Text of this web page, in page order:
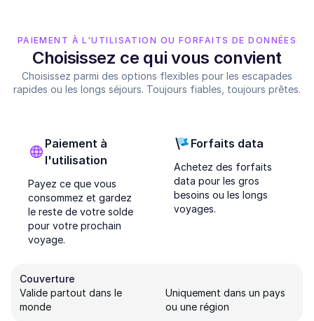
PAIEMENT À L'UTILISATION OU FORFAITS DE DONNÉES
Choisissez ce qui vous convient
Choisissez parmi des options flexibles pour les escapades
rapides ou les longs séjours. Toujours fiables, toujours prêtes.
Paiement à
l'utilisation
Payez ce que vous
consommez et gardez
le reste de votre solde
pour votre prochain
voyage.
Forfaits data
Achetez des forfaits
data pour les gros
besoins ou les longs
voyages.
Couverture
Valide partout dans le
monde
Uniquement dans un pays
ou une région